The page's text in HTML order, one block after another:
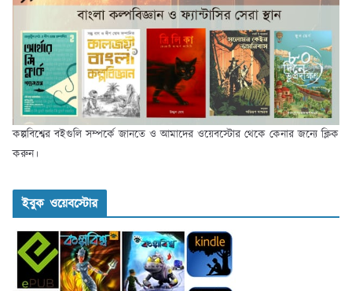
কল্পবিশ্বের বইগুলি সম্পর্কে জানতে ও আমাদের ওয়েবস্টোর থেকে কেনার জন্যে ক্লিক
করুন।
ইবুক ওয়েবস্টোর